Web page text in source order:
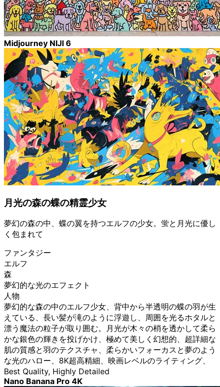
Midjourney NIJI 6
月光の森の蝶の精霊少女
夢幻の森の中、蝶の翼を持つエルフの少女。蛍と月光に優し
く包まれて
ファンタジー
エルフ
森
夢幻的な光のエフェクト
人物
夢幻的な森の中のエルフ少女、背中から半透明の蝶の羽が生
えている、長い髪が滝のように浮遊し、周囲を光るホタルと
漂う魔法の粒子が取り囲む。月光が木々の梢を透かして柔ら
かな銀色の輝きを投げかけ、極めて美しく幻想的、超詳細な
肌の質感と羽のテクスチャ、柔らかいフォーカスと夢のよう
な光のハロー、8K超高精細、映画レベルのライティング、
Best Quality, Highly Detailed
Nano Banana Pro 4K